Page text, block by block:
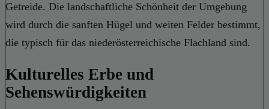
Getreide. Die landschaftliche Schönheit der Umgebung
wird durch die sanften Hügel und weiten Felder bestimmt,
die typisch für das niederösterreichische Flachland sind.
Kulturelles Erbe und
Sehenswürdigkeiten